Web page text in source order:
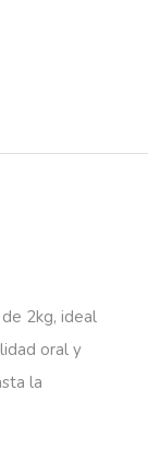
2kg, ideal
oral y
la